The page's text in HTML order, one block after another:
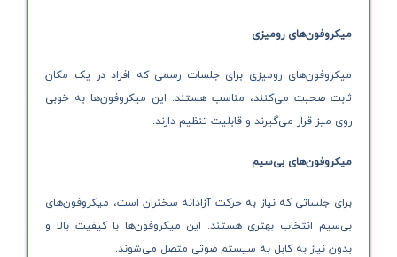
میکروفون‌های رومیزی
میکروفون‌های رومیزی برای جلسات رسمی که افراد در یک مکان
ثابت صحبت می‌کنند، مناسب هستند. این میکروفون‌ها به خوبی
روی میز قرار می‌گیرند و قابلیت تنظیم دارند.
میکروفون‌های بی‌سیم
برای جلساتی که نیاز به حرکت آزادانه سخنران است، میکروفون‌های
بی‌سیم انتخاب بهتری هستند. این میکروفون‌ها با کیفیت بالا و
بدون نیاز به کابل به سیستم صوتی متصل می‌شوند.